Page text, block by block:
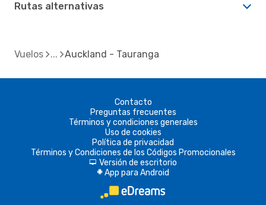
Rutas alternativas
Vuelos Auckland - Tauranga
Contacto
Preguntas frecuentes
Términos y condiciones generales
Uso de cookies
Política de privacidad
Términos y Condiciones de los Códigos Promocionales
d Versión de escritorio
A App para Android